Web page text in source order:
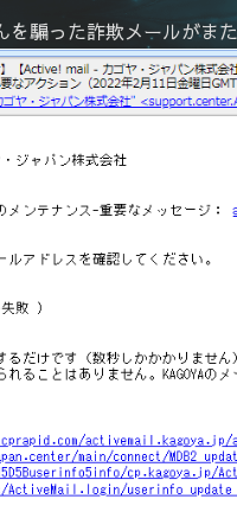
を騙った詐欺メールがま